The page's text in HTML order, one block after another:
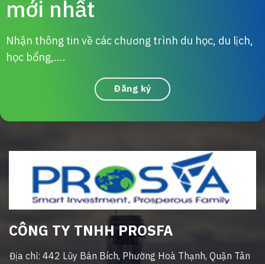
mới nhất
Nhận thông tin về các chương trình du học, du lịch,
học bổng,....
Đăng ký
CÔNG TY TNHH PROSFA
Địa chỉ: 442 Lũy Bán Bích, Phường Hoà Thạnh, Quận Tân